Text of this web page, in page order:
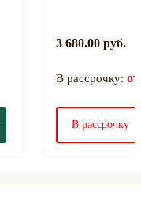
3 680.00 руб.
В рассрочку:
В рассрочку